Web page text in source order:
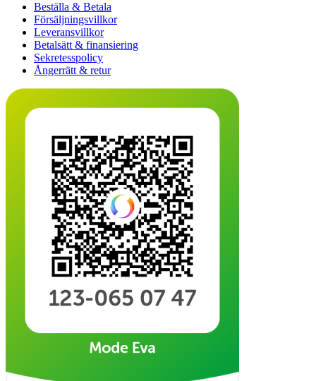
Beställa & Betala
Försäljningsvillkor
Leveransvillkor
Betalsätt & finansiering
Sekretesspolicy
Ångerrätt & retur